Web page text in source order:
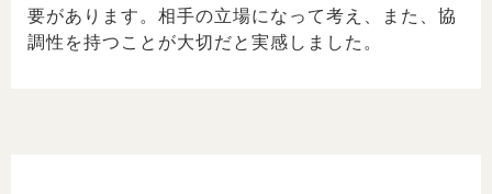
要があります。相手の立場になって考え、また、協
調性を持つことが大切だと実感しました。